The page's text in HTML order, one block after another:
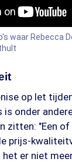
waar Rebecca
op let
is onder
zitten: "Een
prijs-
er niet